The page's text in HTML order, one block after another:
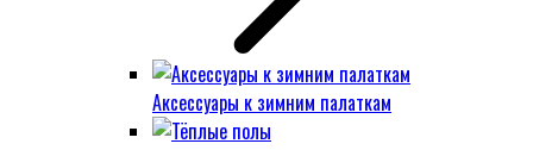
Аксессуары к зимним палаткам